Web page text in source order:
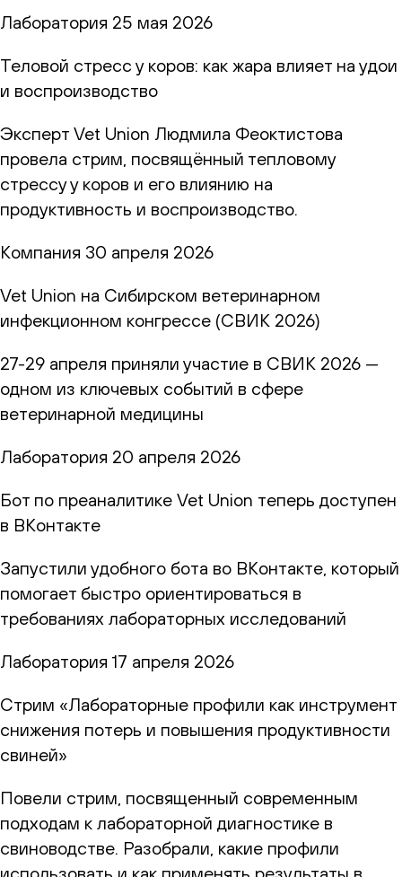
Лаборатория 25 мая 2026
Теловой стресс у коров: как жара влияет на удои
и воспроизводство
Эксперт Vet Union Людмила Феоктистова
провела стрим, посвящённый тепловому
стрессу у коров и его влиянию на
продуктивность и воспроизводство.
Компания 30 апреля 2026
Vet Union на Сибирском ветеринарном
инфекционном конгрессе (СВИК 2026)
27-29 апреля приняли участие в СВИК 2026 —
одном из ключевых событий в сфере
ветеринарной медицины
Лаборатория 20 апреля 2026
Бот по преаналитике Vet Union теперь доступен
в ВКонтакте
Запустили удобного бота во ВКонтакте, который
помогает быстро ориентироваться в
требованиях лабораторных исследований
Лаборатория 17 апреля 2026
Стрим «Лабораторные профили как инструмент
снижения потерь и повышения продуктивности
свиней»
Повели стрим, посвященный современным
подходам к лабораторной диагностике в
свиноводстве. Разобрали, какие профили
использовать и как применять результаты в